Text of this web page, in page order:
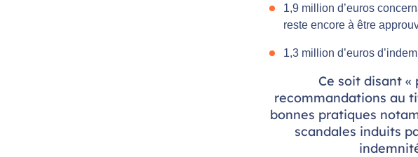
1,9 million d’euros
reste encore à être
1,3 million d’euros
Ce soit disant «
recommandations au
bonnes pratiques
scandales induits